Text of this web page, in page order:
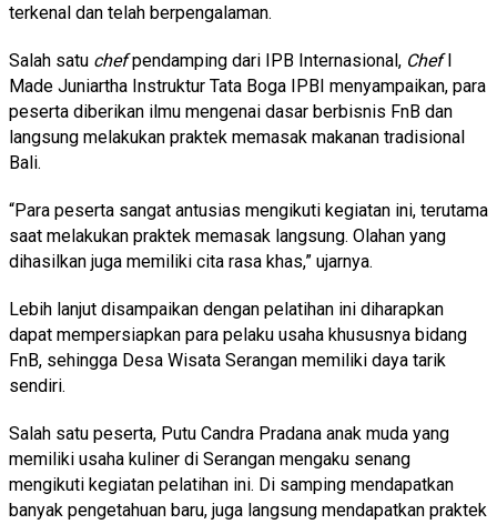
terkenal dan telah berpengalaman.
Salah satu chefpendamping dari IPB Internasional, ChefI
Made Juniartha Instruktur Tata Boga IPBI menyampaikan, para
peserta diberikan ilmu mengenai dasar berbisnis FnB dan
langsung melakukan praktek memasak makanan tradisional
Bali.
“Para peserta sangat antusias mengikuti kegiatan ini, terutama
saat melakukan praktek memasak langsung. Olahan yang
dihasilkan juga memiliki cita rasa khas,” ujarnya.
Lebih lanjut disampaikan dengan pelatihan ini diharapkan
dapat mempersiapkan para pelaku usaha khususnya bidang
FnB, sehingga Desa Wisata Serangan memiliki daya tarik
sendiri.
Salah satu peserta, Putu Candra Pradana anak muda yang
memiliki usaha kuliner di Serangan mengaku senang
mengikuti kegiatan pelatihan ini. Di samping mendapatkan
banyak pengetahuan baru, juga langsung mendapatkan praktek